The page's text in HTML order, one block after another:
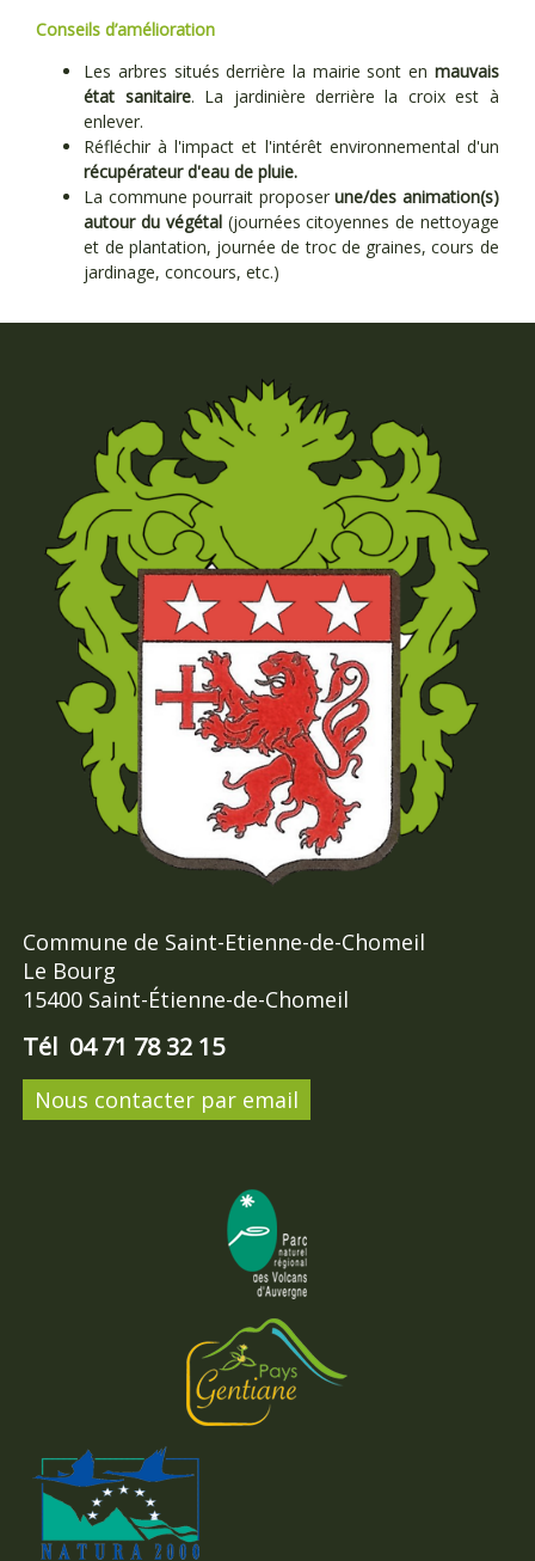
Conseils d’amélioration
Les arbres situés derrière la mairie sont en mauvais
état sanitaire. La jardinière derrière la croix est à
enlever.
Réfléchir à l'impact et l'intérêt environnemental d'un
récupérateur d'eau de pluie.
La commune pourrait proposerune/des animation(s)
autour du végétal(journées citoyennes de nettoyage
et de plantation, journée de troc de graines, cours de
jardinage, concours, etc.)
Commune de Saint-Etienne-de-Chomeil
Le Bourg
15400 Saint-Étienne-de-Chomeil
Tél 04 71 78 32 15
Nous contacter par email